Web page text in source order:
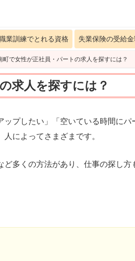
業訓練でとれる資格 失業保険の受給
町で女性が正社員・パートの求人を探すには？
求人を探すには？
プしたい」「空いている時間にパ
によってさまざまです。
ど多くの方法があり、仕事の探し方